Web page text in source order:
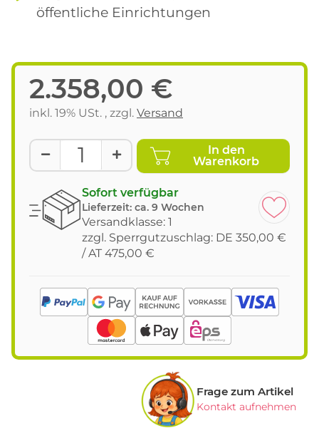
öffentliche Einrichtungen
2.358,00 €
inkl. 19% USt. , zzgl. Versand
In den
Warenkorb
Sofort verfügbar
Lieferzeit: ca. 9 Wochen
Versandklasse: 1
zzgl. Sperrgutzuschlag: DE 350,00 €
/ AT 475,00 €
Frage zum Artikel
Kontakt aufnehmen